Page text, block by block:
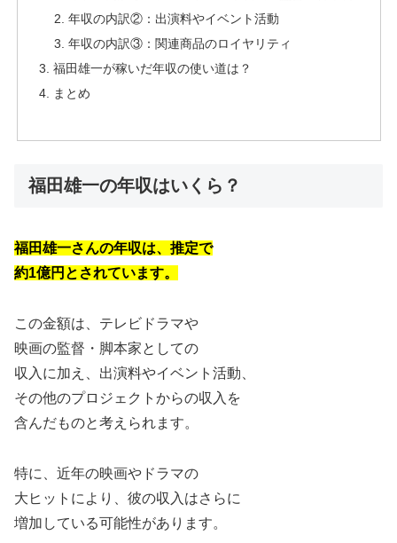
年収の内訳②：出演料やイベント活動
年収の内訳③：関連商品のロイヤリティ
福田雄一が稼いだ年収の使い道は？
まとめ
福田雄一の年収はいくら？
福田雄一さんの年収は、推定で
約1億円とされています。
この金額は、テレビドラマや
映画の監督・脚本家としての
収入に加え、出演料やイベント活動、
その他のプロジェクトからの収入を
含んだものと考えられます。
特に、近年の映画やドラマの
大ヒットにより、彼の収入はさらに
増加している可能性があります。